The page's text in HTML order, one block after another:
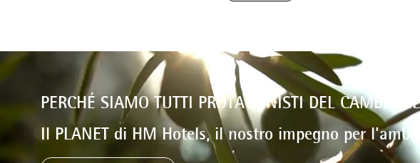
PERCHÉ SIAMO TUTTI PROTAGONISTI DEL
Il PLANET di HM Hotels, il nostro impegno per